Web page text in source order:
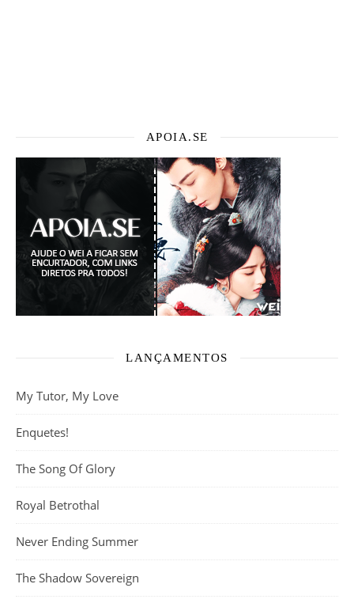
APOIA.SE
LANÇAMENTOS
My Tutor, My Love
Enquetes!
The Song Of Glory
Royal Betrothal
Never Ending Summer
The Shadow Sovereign